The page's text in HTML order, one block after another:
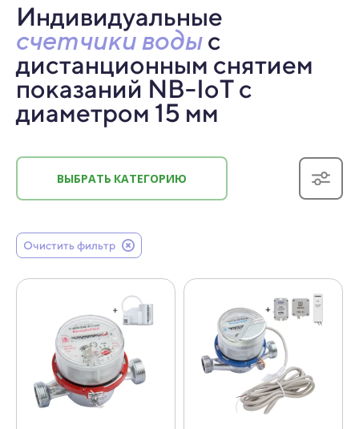
Индивидуальные
счетчики водыс
дистанционным снятием
показаний NB-IoT с
диаметром 15 мм
ВЫБРАТЬ КАТЕГОРИЮ
Очистить фильтр